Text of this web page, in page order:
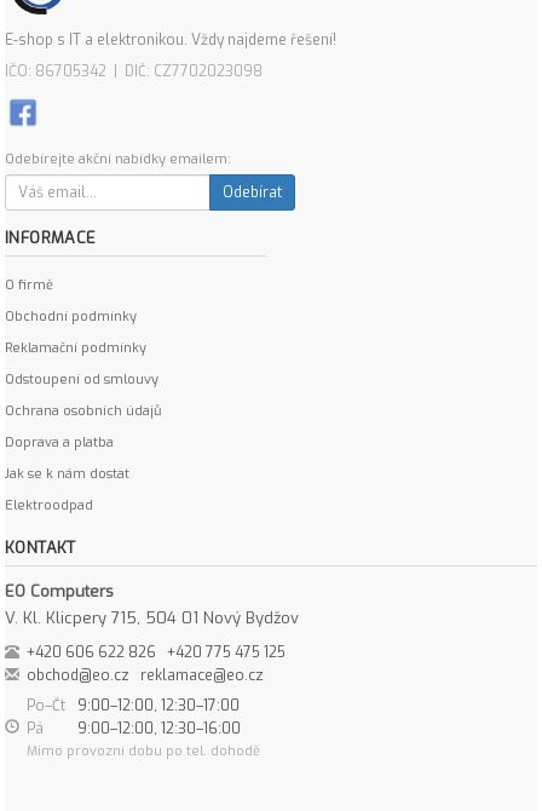
E-shop s IT a elektronikou. Vždy najdeme řešení!
IČO: 86705342 | DIČ: CZ7702023098
Odebírejte akční nabídky emailem:
Odebírat
INFORMACE
O firmě
Obchodní podmínky
Reklamační podmínky
Odstoupení od smlouvy
Ochrana osobních údajů
Doprava a platba
Jak se k nám dostat
Elektroodpad
KONTAKT
EO Computers
V. Kl. Klicpery 715, 504 01 Nový Bydžov
+420 606 622 826
+420 775 475 125
obchod@eo.cz
reklamace@eo.cz
Po–Čt
9:00–12:00, 12:30–17:00
Pá
9:00–12:00, 12:30–16:00
Mimo provozní dobu po tel. dohodě